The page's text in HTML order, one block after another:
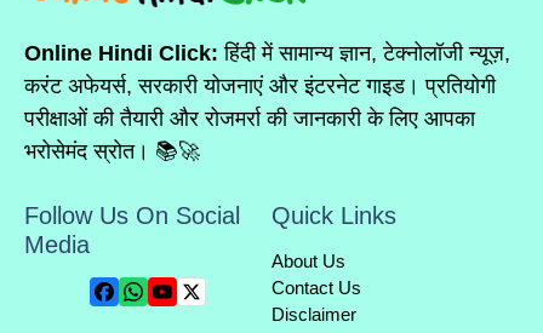
Online Hindi Click: हिंदी में सामान्य ज्ञान, टेक्नोलॉजी न्यूज़,
करंट अफेयर्स, सरकारी योजनाएं और इंटरनेट गाइड। प्रतियोगी
परीक्षाओं की तैयारी और रोजमर्रा की जानकारी के लिए आपका
भरोसेमंद स्रोत। 📚🚀
Follow Us On Social
Media
Quick Links
About Us
Contact Us
Disclaimer